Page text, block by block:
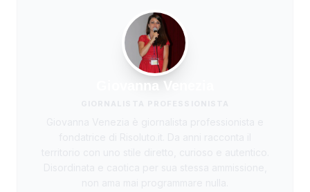
Giovanna Venezia